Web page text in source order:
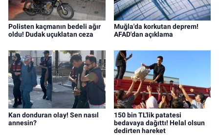
Polisten kaçmanın bedeli ağır
oldu! Dudak uçuklatan ceza
Muğla'da korkutan deprem!
AFAD'dan açıklama
Kan donduran olay! Sen nasıl
annesin?
150 bin TL'lik patatesi
bedavaya dağıttı! Helal olsun
dedirten hareket